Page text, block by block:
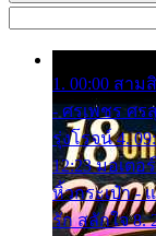
1. 00:00 สาม
- ศรเพชร ศร
รุ่งโรจน์ 4.
12:23 มอเต
หิ้วกระเป๋า -
รัก สลักใจ 8.